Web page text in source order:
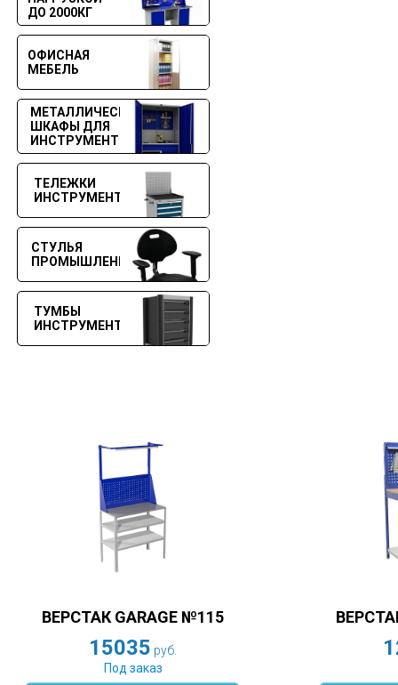
ДО 2000КГ
ОФИСНАЯ
МЕБЕЛЬ
МЕТАЛЛИЧЕСКИЕ
ШКАФЫ ДЛЯ
ИНСТРУМЕНТОВ
ТЕЛЕЖКИ
ИНСТРУМЕНТАЛЬНЫЕ
СТУЛЬЯ
ПРОМЫШЛЕННЫЕ
ТУМБЫ
ИНСТРУМЕНТАЛЬНЫЕ
ВЕРСТАК GARAGE №115
15035 руб.
Под заказ